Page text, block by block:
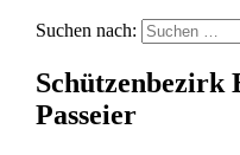
Suchen nach:
Schützenbezirk
Passeier